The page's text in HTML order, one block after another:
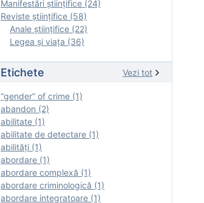
Manifestări ştiinţifice (24)
Reviste ştiinţifice (58)
Anale ştiinţifice (22)
Legea şi viaţa (36)
Etichete Vezi tot
“gender” of crime (1)
abandon (2)
abilitate (1)
abilitate de detectare (1)
abilităţi (1)
abordare (1)
abordare complexă (1)
abordare criminologică (1)
abordare integratoare (1)